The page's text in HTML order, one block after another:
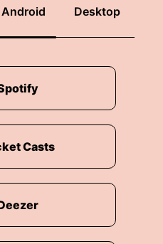
Android Desktop
Casts